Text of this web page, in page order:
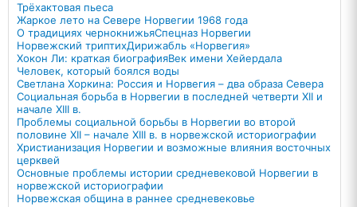
Трёхактовая пьеса
Жаркое лето на Севере Норвегии 1968 года
О традициях чернокнижьяСпецназ Норвегии
Норвежский триптихДирижабль «Норвегия»
Хокон Ли: краткая биографияВек имени Хейердала
Человек, который боялся воды
Светлана Хоркина: Россия и Норвегия – два образа Севера
Социальная борьба в Норвегии в последней четверти XII и
начале XIII в.
Проблемы социальной борьбы в Норвегии во второй
половине XII – начале XIII в. в норвежской историографии
Христианизация Норвегии и возможные влияния восточных
церквей
Основные проблемы истории средневековой Норвегии в
норвежской историографии
Норвежская община в раннее средневековье